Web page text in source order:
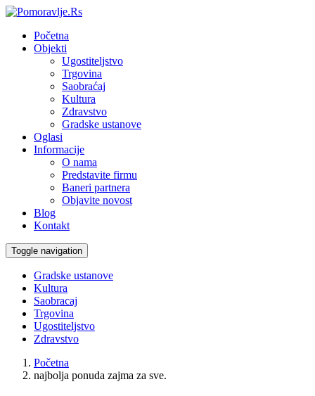
Početna
Objekti
Ugostiteljstvo
Trgovina
Saobraćaj
Kultura
Zdravstvo
Gradske ustanove
Oglasi
Informacije
O nama
Predstavite firmu
Baneri partnera
Objavite novost
Blog
Kontakt
Toggle navigation
Gradske ustanove
Kultura
Saobracaj
Trgovina
Ugostiteljstvo
Zdravstvo
Početna
najbolja ponuda zajma za sve.